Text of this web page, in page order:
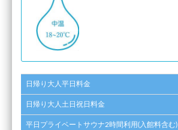
日帰り大人平日料金
日帰り大人土日祝日料金
平日プライベートサウナ2時間利用(入館料含む)